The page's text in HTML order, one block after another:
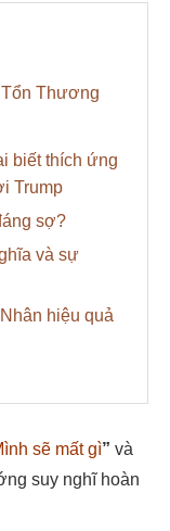
Tổn Thương
biết thích ứng
Trump
sợ?
và sự
hiệu quả
sẽ mất gì” và
suy nghĩ hoàn